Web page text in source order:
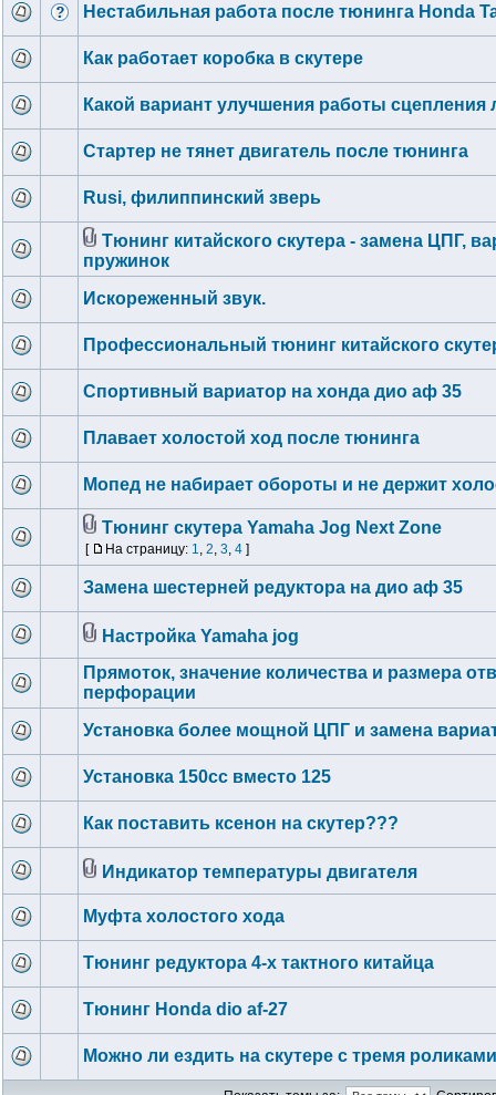
Нестабильная работа после тюнинга Honda
Как работает коробка в скутере
Какой вариант улучшения работы сцепления
Стартер не тянет двигатель после тюнинга
Rusi, филиппинский зверь
Тюнинг китайского скутера - замена ЦПГ,
пружинок
Искореженный звук.
Профессиональный тюнинг китайского
Спортивный вариатор на хонда дио аф 35
Плавает холостой ход после тюнинга
Мопед не набирает обороты и не держит
Тюнинг скутера Yamaha Jog Next Zone
[ На страницу: 1, 2, 3, 4 ]
Замена шестерней редуктора на дио аф 35
Настройка Yamaha jog
Прямоток, значение количества и размера
перфорации
Установка более мощной ЦПГ и замена
Установка 150сс вместо 125
Как поставить ксенон на скутер???
Индикатор температуры двигателя
Муфта холостого хода
Тюнинг редуктора 4-х тактного китайца
Тюнинг Honda dio af-27
Можно ли ездить на скутере с тремя роликами